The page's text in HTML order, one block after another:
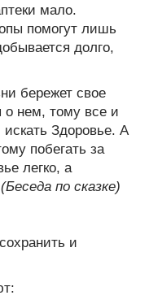
мало.
помогут лишь
долго,
бережет свое
о нем, тому все и
Здоровье. А
побегать за
легко, а
(Беседа по сказке)
и